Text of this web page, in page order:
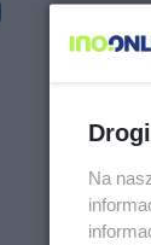
Na